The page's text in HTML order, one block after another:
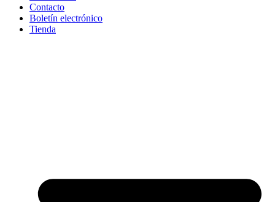
Contacto
Boletín electrónico
Tienda